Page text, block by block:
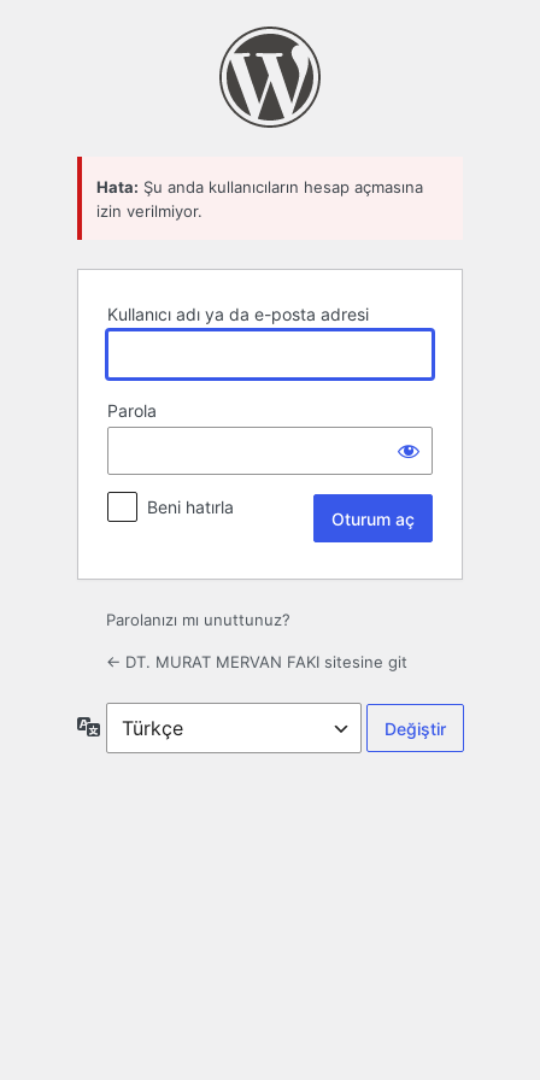
Hata: Şu anda kullanıcıların hesap açmasına
izin verilmiyor.
Kullanıcı adı ya da e-posta adresi
Parola
Beni hatırla
Parolanızı mı unuttunuz?
← DT. MURAT MERVAN FAKI sitesine git
Dil